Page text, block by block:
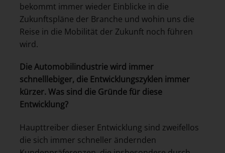
bekommt immer wieder Einblicke in die
Zukunftspläne der Branche und wohin uns die
Reise in die Mobilität der Zukunft noch führen
wird.
Die Automobilindustrie wird immer
schnelllebiger, die Entwicklungszyklen immer
kürzer. Was sind die Gründe für diese
Entwicklung?
Haupttreiber dieser Entwicklung sind zweifellos
die sich immer schneller ändernden